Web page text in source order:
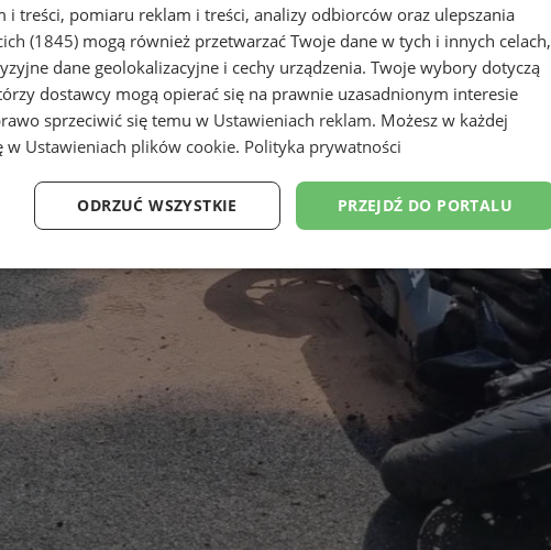
i treści, pomiaru reklam i treści, analizy odbiorców oraz ulepszania
(1845) mogą również przetwarzać Twoje dane w tych i innych celach,
dane geolokalizacyjne i cechy urządzenia. Twoje wybory dotyczą
dostawcy mogą opierać się na prawnie uzasadnionym interesie
sprzeciwić się temu w Ustawieniach reklam. Możesz w każdej
w Ustawieniach plików cookie. Polityka prywatności
PRZEJDŹ DO PORTALU
ODRZUĆ WSZYSTKIE
Targetowanie Funkcjonalność Niesklasyfikowane
Wydajność Targetowanie Funkcjonalność Niesklasyfikowane
korzystanie z podstawowych funkcji strony internetowej, takich jak logowanie użytkownika i
plików cookie nie można prawidłowo korzystać ze strony internetowej.
Provider/Domena
Okres
przechowywania
Opis